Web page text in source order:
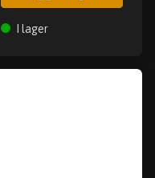
I lager